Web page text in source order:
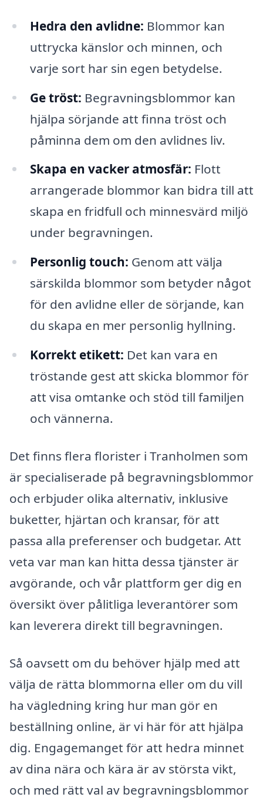
Hedra den avlidne: Blommor kan
uttrycka känslor och minnen, och
varje sort har sin egen betydelse.
Ge tröst: Begravningsblommor kan
hjälpa sörjande att finna tröst och
påminna dem om den avlidnes liv.
Skapa en vacker atmosfär: Flott
arrangerade blommor kan bidra till att
skapa en fridfull och minnesvärd miljö
under begravningen.
Personlig touch: Genom att välja
särskilda blommor som betyder något
för den avlidne eller de sörjande, kan
du skapa en mer personlig hyllning.
Korrekt etikett: Det kan vara en
tröstande gest att skicka blommor för
att visa omtanke och stöd till familjen
och vännerna.
Det finns flera florister i Tranholmen som
är specialiserade på begravningsblommor
och erbjuder olika alternativ, inklusive
buketter, hjärtan och kransar, för att
passa alla preferenser och budgetar. Att
veta var man kan hitta dessa tjänster är
avgörande, och vår plattform ger dig en
översikt över pålitliga leverantörer som
kan leverera direkt till begravningen.
Så oavsett om du behöver hjälp med att
välja de rätta blommorna eller om du vill
ha vägledning kring hur man gör en
beställning online, är vi här för att hjälpa
dig. Engagemanget för att hedra minnet
av dina nära och kära är av största vikt,
och med rätt val av begravningsblommor